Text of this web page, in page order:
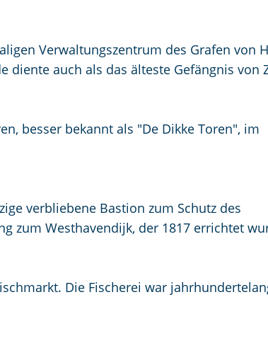
Verwaltungszentrum des Grafen von
diente auch als das älteste Gefängnis von
besser bekannt als "De Dikke Toren", im
verbliebene Bastion zum Schutz des
zum Westhavendijk, der 1817 errichtet
Die Fischerei war